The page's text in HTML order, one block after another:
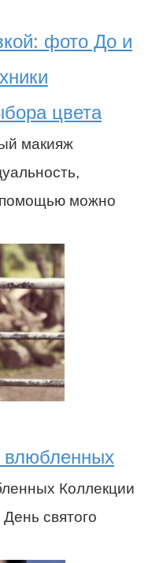
фото До и
цвета
макияж
помощью можно
влюбленных
Коллекции
святого